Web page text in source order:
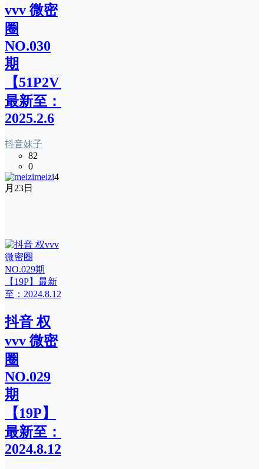
vvv 微密
圈
NO.030
期
【51P2V】
最新至：
2025.2.6
抖音妹子
82
0
meizi4
月23日
抖音 权
vvv 微密
圈
NO.029
期
【19P】
最新至：
2024.8.12